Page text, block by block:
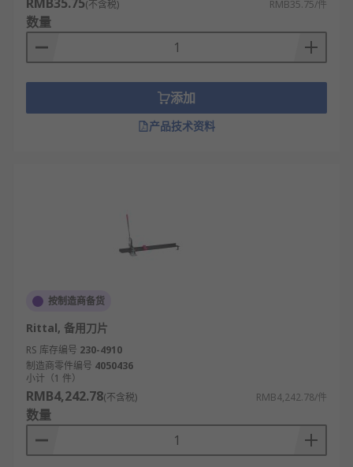
(不含税) RMB35.75/件
数量
添加
产品技术资料
按制造商备货
Rittal, 备用刀片
RS 库存编号 230-4910
制造商零件编号 4050436
小计（1 件）
RMB4,242.78(不含税) RMB4,242.78/件
数量